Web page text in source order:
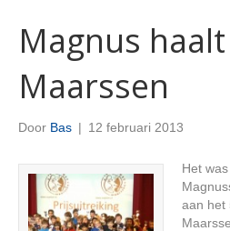
Magnus
Maarssen
Door Bas | 12 februari 2013
Het
aan het